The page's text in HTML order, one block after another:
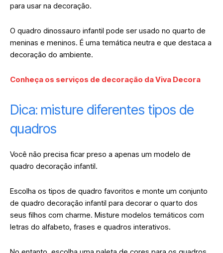
para usar na decoração.
O quadro dinossauro infantil pode ser usado no quarto de
meninas e meninos. É uma temática neutra e que destaca a
decoração do ambiente.
Conheça os serviços de decoração da Viva Decora
Dica: misture diferentes tipos de
quadros
Você não precisa ficar preso a apenas um modelo de
quadro decoração infantil.
Escolha os tipos de quadro favoritos e monte um conjunto
de quadro decoração infantil para decorar o quarto dos
seus filhos com charme. Misture modelos temáticos com
letras do alfabeto, frases e quadros interativos.